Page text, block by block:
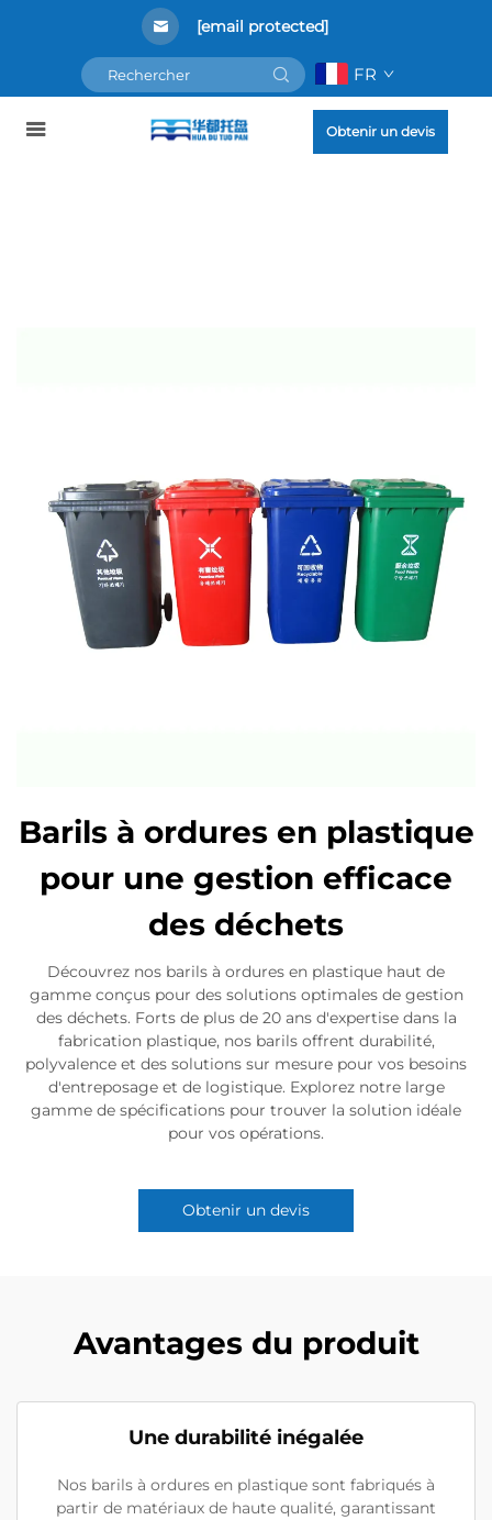
[email protected]
FR
Obtenir un devis
Barils à ordures en plastique
pour une gestion efficace
des déchets
Découvrez nos barils à ordures en plastique haut de
gamme conçus pour des solutions optimales de gestion
des déchets. Forts de plus de 20 ans d'expertise dans la
fabrication plastique, nos barils offrent durabilité,
polyvalence et des solutions sur mesure pour vos besoins
d'entreposage et de logistique. Explorez notre large
gamme de spécifications pour trouver la solution idéale
pour vos opérations.
Obtenir un devis
Avantages du produit
Une durabilité inégalée
Nos barils à ordures en plastique sont fabriqués à
partir de matériaux de haute qualité, garantissant